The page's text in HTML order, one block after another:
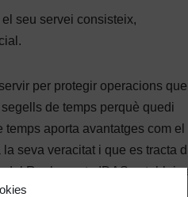
seu servei consisteix,
per protegir operacions
de temps perquè quedi
aporta avantatges com el
seva veracitat i que es tracta
Reglament eIDAS estableix